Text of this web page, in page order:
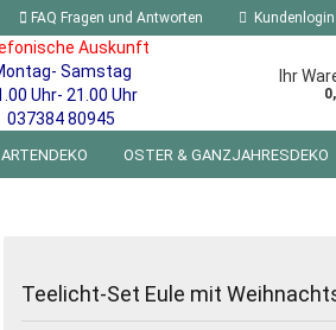
FAQ Fragen und Antworten Kundenlogin
Auskunft
Samstag
Uhr- 21.00 Uhr
037384 80945
Ihr
OSTER & GANZJAHRESDEKO
Teelicht-Set Eule mit